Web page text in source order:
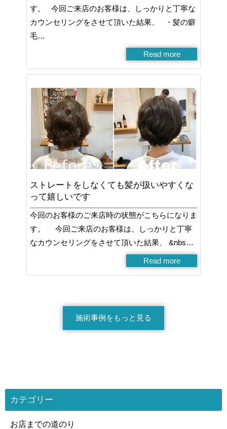
す。 今回ご来店のお客様は、しっかりと丁寧な
カウンセリングをさせて頂いた結果、 ・髪の癖
毛…
Read more
ストレートをしなくても髪が扱いやすくな
って嬉しいです
今回のお客様のご来店時の状態がこちらになりま
す。 今回ご来店のお客様は、しっかりと丁寧
なカウンセリングをさせて頂いた結果、 &nbs…
Read more
施術事例をもっと見る
カテゴリー
お店までの道のり